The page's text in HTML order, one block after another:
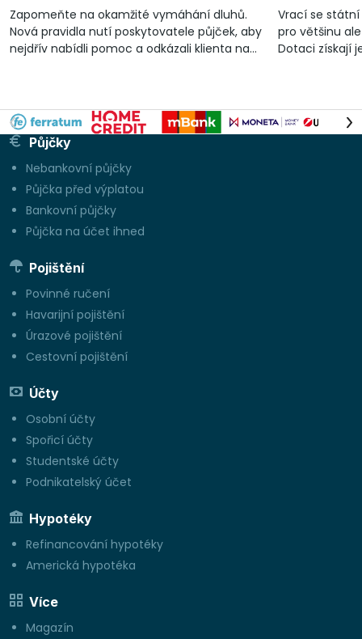
Zapomeňte na okamžité vymáhání dluhů.
Nová pravidla nutí poskytovatele půjček, aby
nejdřív nabídli pomoc a odkázali klienta na
Vrací se
pro většinu
Dotaci získají
Půjčky
Nebankovní půjčky
Půjčka před výplatou
Bankovní půjčky
Půjčka na účet ihned
Pojištění
Povinné ručení
Havarijní pojištění
Úrazové pojištění
Cestovní pojištění
Účty
Osobní účty
Spořicí účty
Studentské účty
Podnikatelský účet
Hypotéky
Refinancování hypotéky
Americká hypotéka
Více
Magazín